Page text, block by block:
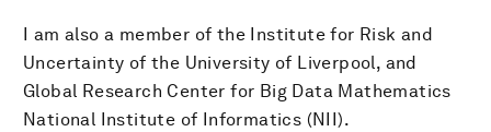
I am also a member of the Institute for Risk and
Uncertainty of the University of Liverpool, and
Global Research Center for Big Data Mathematics
National Institute of Informatics (NII).